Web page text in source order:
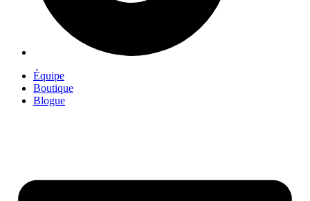
Équipe
Boutique
Blogue